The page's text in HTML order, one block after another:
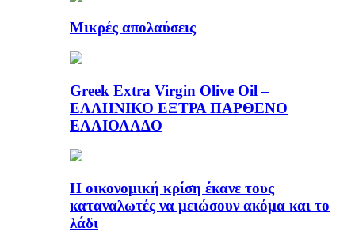
Μικρές απολαύσεις
Greek Extra Virgin Olive Oil –
ΕΛΛΗΝΙΚΟ ΕΞΤΡΑ ΠΑΡΘΕΝΟ
ΕΛΑΙΟΛΑΔΟ
Η οικονομική κρίση έκανε τους
καταναλωτές να μειώσουν ακόμα και το
λάδι